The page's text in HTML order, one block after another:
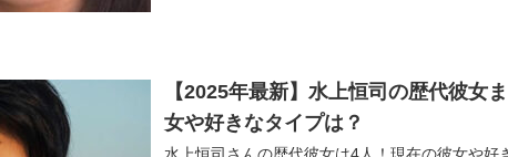
【2025年最新】水上恒司の歴代彼女
女や好きなタイプは？